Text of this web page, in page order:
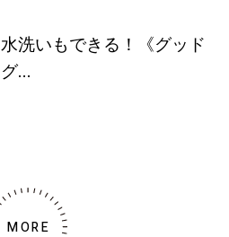
水洗いもできる！《グッド
グ...
MORE